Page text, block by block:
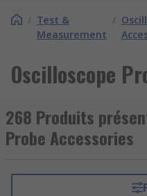
/ Test &
Measurement
/
Oscilloscope
268 Produits
Probe Accessories